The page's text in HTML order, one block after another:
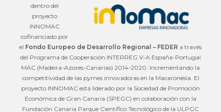
dentro del
proyecto
INNOMAC
cofinanciado por
el Fondo Europeo de Desarrollo Regional – FEDER a través
del Programa de Cooperación INTERREG V-A España-Portugal
MAC (Madeira-Azores-Canarias) 2014-2020. Incrementando la
competitividad de las pymes innovadoras en la Macaronesia. El
proyecto INNOMAC está liderado por la Sociedad de Promoción
Económica de Gran Canaria (SPEGC) en colaboración con la
Fundación Canaria Parque Científico Tecnológico de la ULPGC